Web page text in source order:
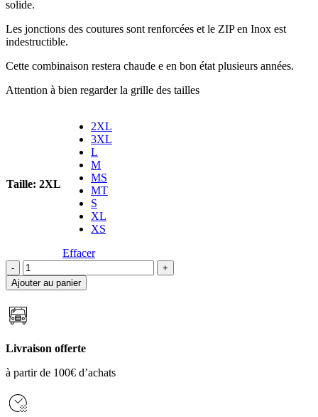
solide.
Les jonctions des coutures sont renforcées et le ZIP en Inox est
indestructible.
Cette combinaison restera chaude e en bon état plusieurs années.
Attention à bien regarder la grille des tailles
Taille: 2XL
2XL
3XL
L
M
MS
MT
S
XL
XS
Effacer
quantité
de
COMBINAISON
C-
SKINS
SURF
SCHOOL
5/4/3
Ajouter au panier
Livraison offerte
à partir de 100€ d’achats